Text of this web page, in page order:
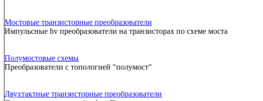
Мостовые транзисторные преобразователи
Импульсные hv преобразователи на транзисторах по схеме моста
Полумостовые схемы
Преобразователи с топологией "полумост"
Двухтактные транзисторные преобразователи